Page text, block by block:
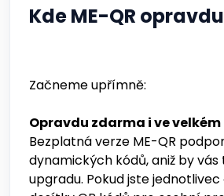
Kde ME-QR
Začneme upřímně:
Opravdu zdarma i ve
Bezplatná verze ME-QR
dynamických kódů, aniž by
upgradu. Pokud jste